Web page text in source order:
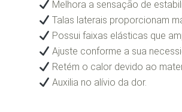
Melhora a sensação de
Talas laterais proporcionam
Possui faixas elásticas que
Ajuste conforme a sua
Retém o calor devido ao
Auxilia no alívio da dor.